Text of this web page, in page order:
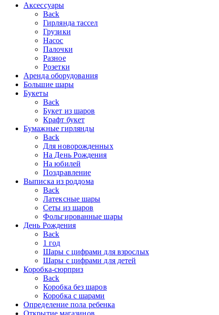
Аксессуары
Back
Гирлянда тассел
Грузики
Насос
Палочки
Разное
Розетки
Аренда оборудования
Большие шары
Букеты
Back
Букет из шаров
Крафт букет
Бумажные гирлянды
Back
Для новорожденных
На День Рождения
На юбилей
Поздравление
Выписка из роддома
Back
Латексные шары
Сеты из шаров
Фольгированные шары
День Рождения
Back
1 год
Шары с цифрами для взрослых
Шары с цифрами для детей
Коробка-сюрприз
Back
Коробка без шаров
Коробка с шарами
Определение пола ребенка
Открытие магазинов